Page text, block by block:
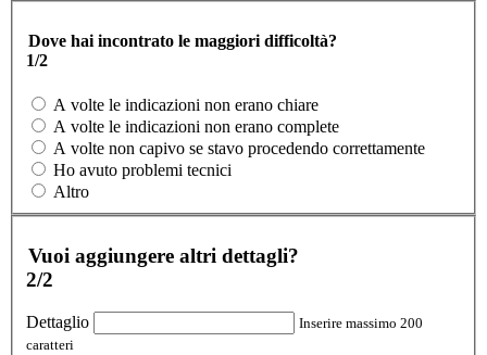
Dove hai incontrato le maggiori difficoltà?
1/2
A volte le indicazioni non erano chiare
A volte le indicazioni non erano complete
A volte non capivo se stavo procedendo correttamente
Ho avuto problemi tecnici
Altro
Vuoi aggiungere altri dettagli?
2/2
Dettaglio
Inserire massimo 200
caratteri